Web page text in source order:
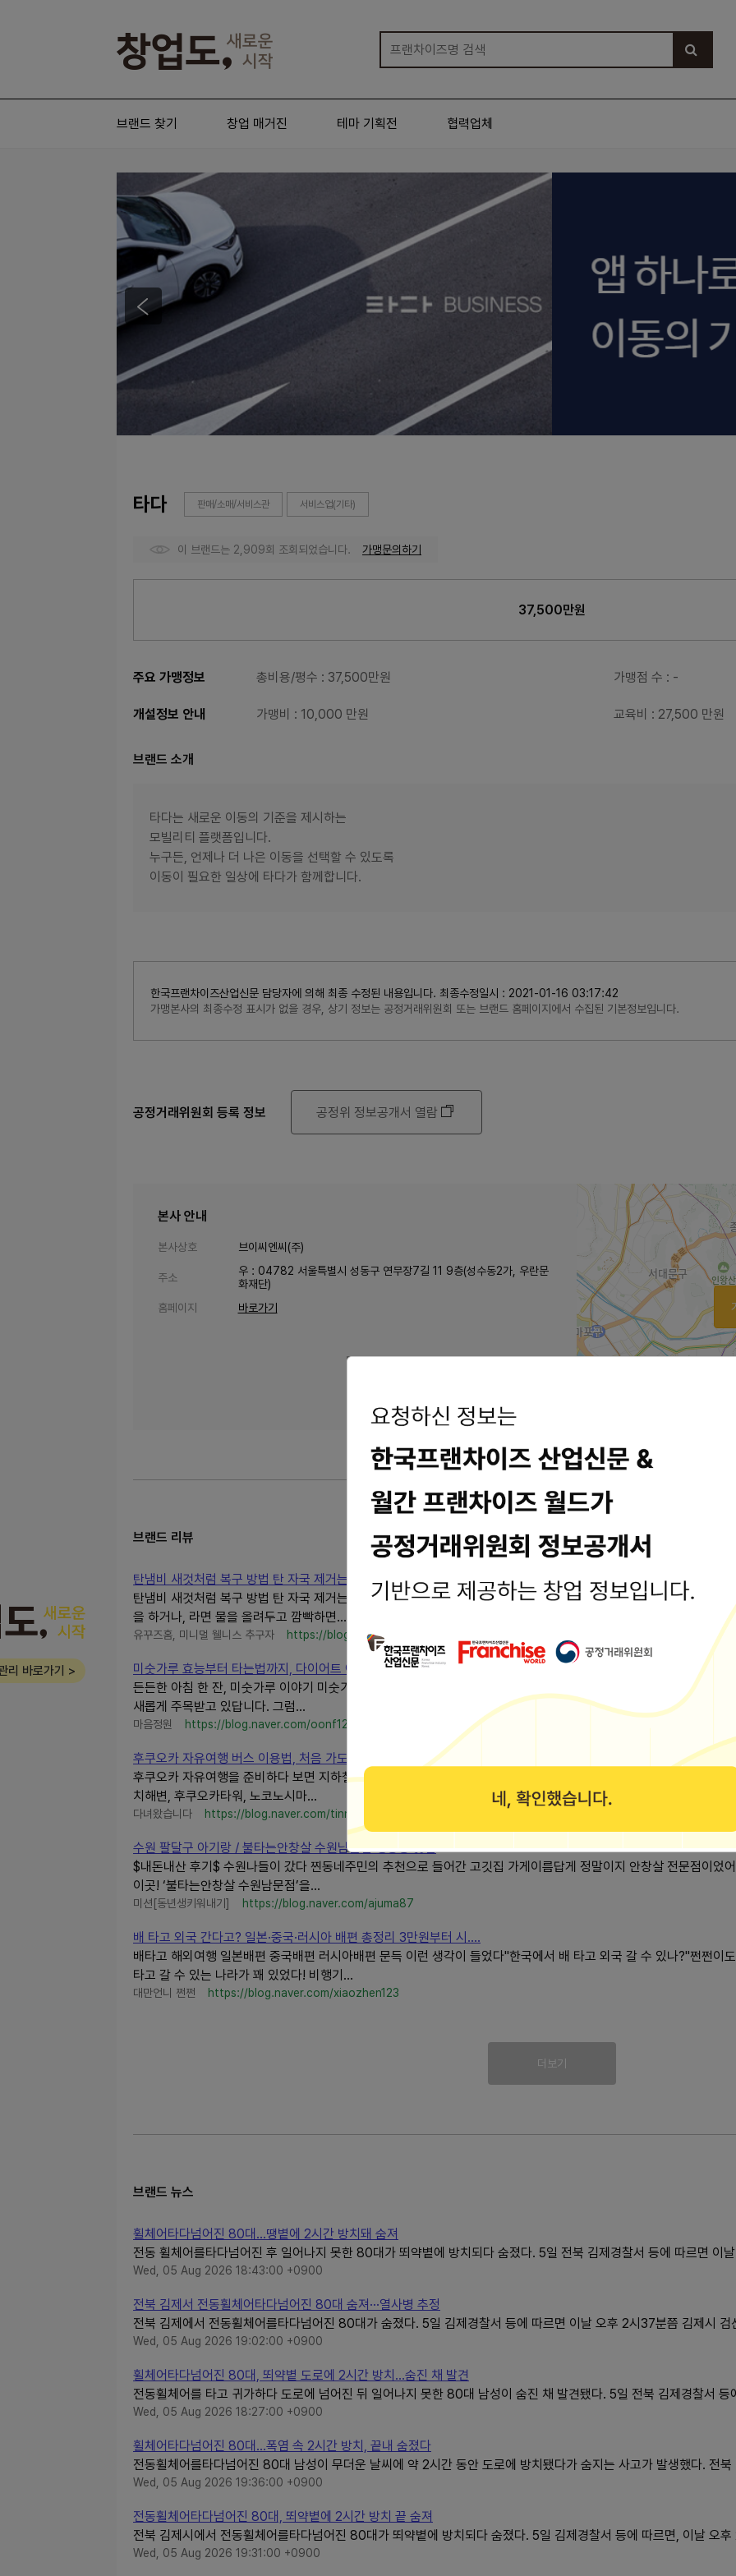
브랜드 찾기 창업 매거진 테마 기획전 협력업체
타다 판매/소매/서비스관
서비스업(기타)
이 브랜드는 2,909회 조회되었습니다. 가맹문의하기
37,500만원
주요 가맹정보 총비용/평수 : 37,500만원 가맹점 수 : -
개설정보 안내 가맹비 : 10,000 만원 교육비 : 27,500 만원
브랜드 소개
타다는 새로운 이동의 기준을 제시하는
모빌리티 플랫폼입니다.
누구든, 언제나 더 나은 이동을 선택할 수 있도록
이동이 필요한 일상에 타다가 함께합니다.
한국프랜차이즈산업신문 담당자에 의해 최종 수정된 내용입니다. 최종수정일시 : 2021-01-16 03:17:42
가맹본사의 최종수정 표시가 없을 경우, 상기 정보는 공정거래위원회 또는 브랜드 홈페이지에서 수집된 기본정보입니다.
공정거래위원회 등록 정보 공정위 정보공개서 열람
본사 안내
본사상호 브이씨엔씨(주)
주소
우 : 04782 서울특별시 성동구 연무장7길 11 9층(성수동2가, 우란문
화재단)
홈페이지
바로가기
브랜드 리뷰
탄냄비 새것처럼 복구 방법 탄 자국 제거는 이렇게 하세요
탄냄비 새것처럼 복구 방법 탄 자국 제거는 이렇게 하세요 글, 사진 © 유꾸즈 요리를 하다 보면 한 번쯤은 냄비를 태워
을 하거나, 라면 물을 올려두고 깜빡하면...
유꾸즈홈, 미니멀 웰니스 추구자 https://blog.naver.com/hann_jmn
미숫가루 효능부터 타는법까지, 다이어트 아침대용식 완벽 정리
든든한 아침 한 잔, 미숫가루 이야기 미숫가루는 우리 할머니, 어머니 세대부터 즐겨 드시던 전통 음료지만, 최근에는
새롭게 주목받고 있답니다. 그럼...
마음정원 https://blog.naver.com/oonf126
후쿠오카 자유여행 버스 이용법, 처음 가도 쉽게 타는 방법
후쿠오카 자유여행을 준비하다 보면 지하철만 이용해도 충분하다고 생각하기 쉬운데, 막상 가보면 버스를 타는 일이
치해변, 후쿠오카타워, 노코노시마...
다녀왔습니다 https://blog.naver.com/tinni0421
수원 팔달구 아기랑 / 불타는안창살 수원남문점 행궁동 맛집
$내돈내산 후기$ 수원나들이 갔다 찐동네주민의 추천으로 들어간 고깃집 가게이름답게 정말이지 안창살 전문점이었
이곳! ‘불타는안창살 수원남문점’을...
미션[동년생키워내기] https://blog.naver.com/ajuma87
배 타고 외국 간다고? 일본·중국·러시아 배편 총정리 3만원부터 시....
배타고 해외여행 일본배편 중국배편 러시아배편 문득 이런 생각이 들었다"한국에서 배 타고 외국 갈 수 있나?"쩐쩐이
타고 갈 수 있는 나라가 꽤 있었다! 비행기...
대만언니 쩐쩐 https://blog.naver.com/xiaozhen123
더보기
브랜드 뉴스
휠체어타다넘어진 80대…땡볕에 2시간 방치돼 숨져
전동 휠체어를타다넘어진 후 일어나지 못한 80대가 뙤약볕에 방치되다 숨졌다. 5일 전북 김제경찰서 등에 따르면 이
Wed, 05 Aug 2026 18:43:00 +0900
전북 김제서 전동휠체어타다넘어진 80대 숨져···열사병 추정
전북 김제에서 전동휠체어를타다넘어진 80대가 숨졌다. 5일 김제경찰서 등에 따르면 이날 오후 2시37분쯤 김제시
Wed, 05 Aug 2026 19:02:00 +0900
휠체어타다넘어진 80대, 뙤약볕 도로에 2시간 방치…숨진 채 발견
전동휠체어를 타고 귀가하다 도로에 넘어진 뒤 일어나지 못한 80대 남성이 숨진 채 발견됐다. 5일 전북 김제경찰서 등
Wed, 05 Aug 2026 18:27:00 +0900
휠체어타다넘어진 80대...폭염 속 2시간 방치, 끝내 숨졌다
전동휠체어를타다넘어진 80대 남성이 무더운 날씨에 약 2시간 동안 도로에 방치됐다가 숨지는 사고가 발생했다. 전
Wed, 05 Aug 2026 19:36:00 +0900
전동휠체어타다넘어진 80대, 뙤약볕에 2시간 방치 끝 숨져
전북 김제시에서 전동휠체어를타다넘어진 80대가 뙤약볕에 방치되다 숨졌다. 5일 김제경찰서 등에 따르면, 이날 오
Wed, 05 Aug 2026 19:31:00 +0900
리 바로가기 >